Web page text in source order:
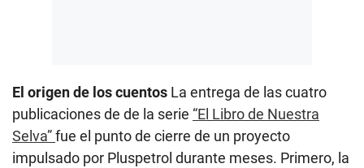
El origen de los cuentos ​La entrega de las cuatro
publicaciones de de la serie “El Libro de Nuestra
Selva”fue el punto de cierre de un proyecto
impulsado por Pluspetrol durante meses. Primero, la